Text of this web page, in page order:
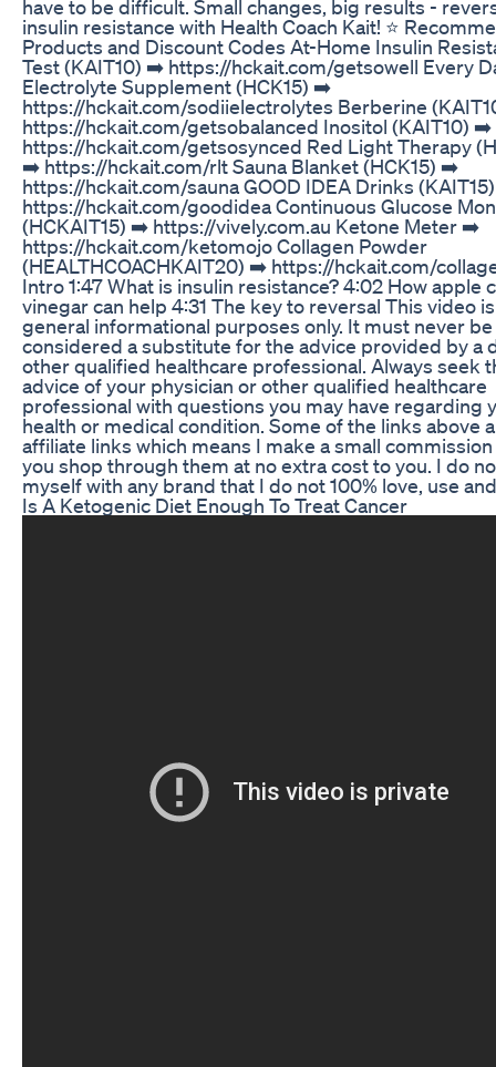
have to be difficult. Small changes, big results -
insulin resistance with Health Coach Kait! ⭐
Products and Discount Codes At-Home Insulin
Test (KAIT10) ➡️ https://hckait.com/getsowell Every
Electrolyte Supplement (HCK15) ➡️
https://hckait.com/sodiielectrolytes Berberine
https://hckait.com/getsobalanced Inositol (KAIT10) ➡️
https://hckait.com/getsosynced Red Light Therapy
➡️ https://hckait.com/rlt Sauna Blanket (HCK15) ➡️
https://hckait.com/sauna GOOD IDEA Drinks
https://hckait.com/goodidea Continuous Glucose
(HCKAIT15) ➡️ https://vively.com.au Ketone Meter ➡️
https://hckait.com/ketomojo Collagen Powder
(HEALTHCOACHKAIT20) ➡️ https://hckait.com/
Intro 1:47 What is insulin resistance? 4:02 How apple
vinegar can help 4:31 The key to reversal This video
general informational purposes only. It must never be
considered a substitute for the advice provided by a
other qualified healthcare professional. Always seek
advice of your physician or other qualified healthcare
professional with questions you may have regarding
health or medical condition. Some of the links above
affiliate links which means I make a small
you shop through them at no extra cost to you. I do
myself with any brand that I do not 100% love, use
Is A Ketogenic Diet Enough To Treat Cancer